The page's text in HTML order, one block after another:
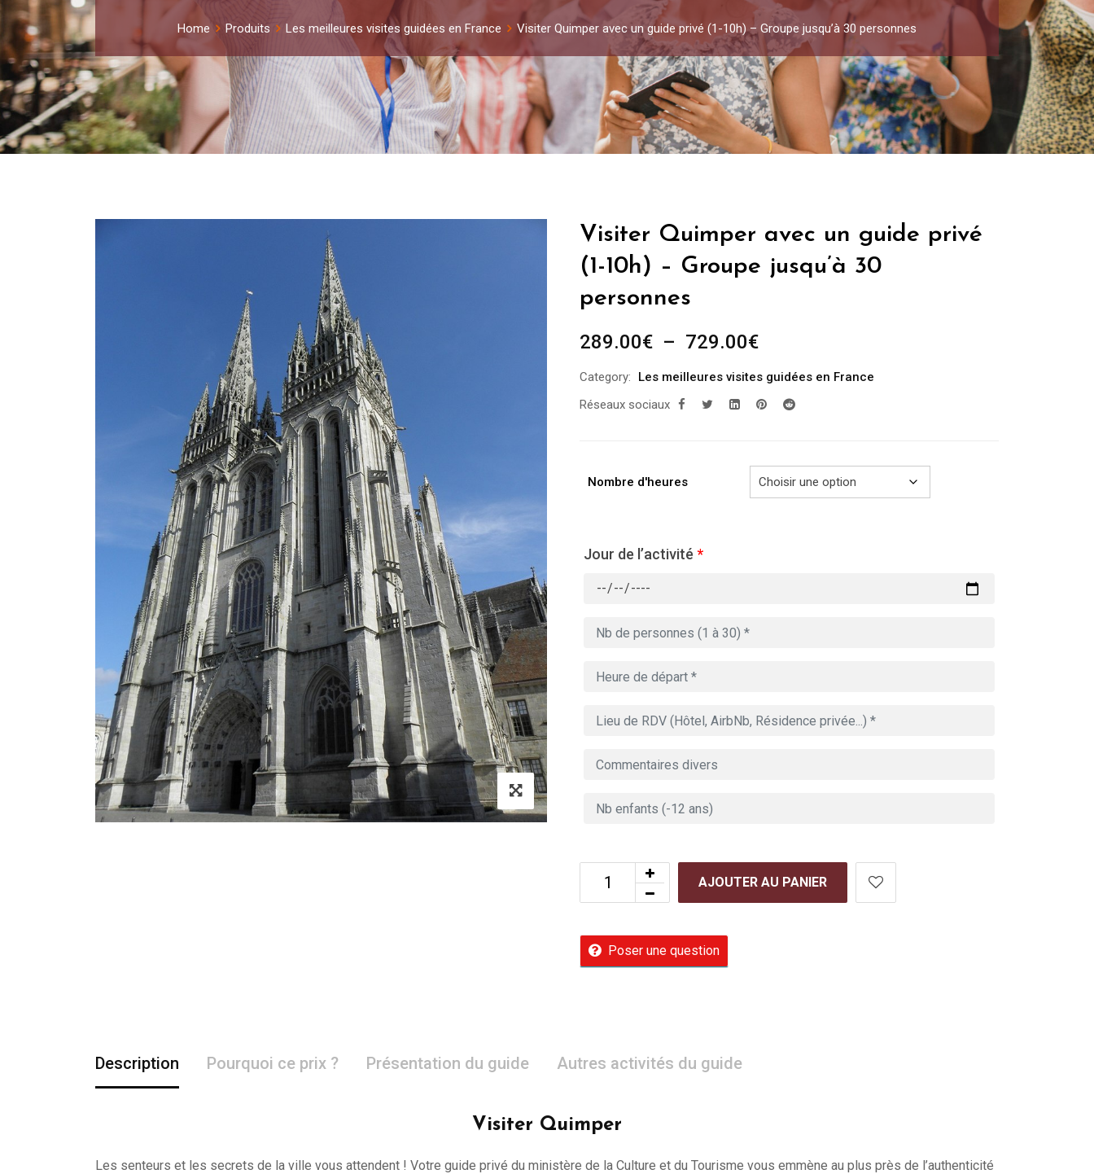
Home Produits Les meilleures visites guidées en France Visiter Quimper avec un guide privé (1-10h) – Groupe jusqu’à 30 personnes
Visiter Quimper avec un guide privé
(1-10h) – Groupe jusqu’à 30
personnes
289.00€ – 729.00€Plage
prix :
289.00€
Category:
Les meilleures visites guidées en France
Réseaux sociaux
Nombre d'heures
Jour de l’activité *
AJOUTER AU PANIER
Poser une question
Description Pourquoi ce prix ? Présentation du guide Autres activités du guide
Visiter Quimper
Les senteurs et les secrets de la ville vous attendent ! Votre guide privé du ministère de la Culture et du Tourisme vous emmène au plus près de l’authenticité